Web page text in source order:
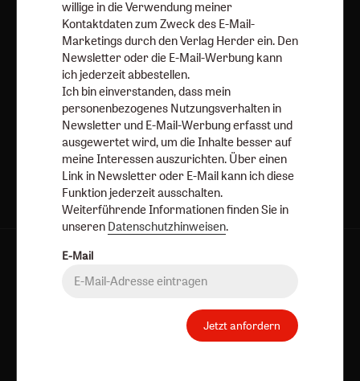
Zum Heft Zum Heft
Alle Hefte
Abo bestellen
Kategorien:
Redaktion
willige in die Verwendung meiner
Kontaktdaten zum Zweck des E-Mail-
Marketings durch den Verlag Herder ein. Den
Newsletter oder die E-Mail-Werbung kann
ich jederzeit abbestellen.
Ich bin einverstanden, dass mein
personenbezogenes Nutzungsverhalten in
Newsletter und E-Mail-Werbung erfasst und
ausgewertet wird, um die Inhalte besser auf
meine Interessen auszurichten. Über einen
Link in Newsletter oder E-Mail kann ich diese
Funktion jederzeit ausschalten.
Weiterführende Informationen finden Sie in
unseren Datenschutzhinweisen.
E-Mail
Jetzt anfordern